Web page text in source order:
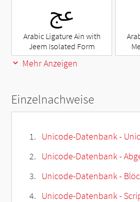
ﰩ
Arabic Ligature Ain with
Jeem Isolated Form
Mehr Anzeigen
Einzelnachweise
Unicode-Datenbank -
Unicode-Datenbank -
Unicode-Datenbank -
Unicode-Datenbank -